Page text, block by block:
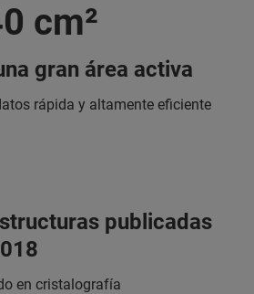
cm²
gran área activa
rápida y altamente eficiente
publicadas
en cristalografía